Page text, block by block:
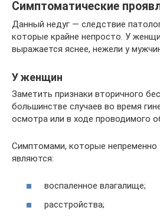
Симптоматические
Данный недуг — следствие
которые крайне непросто. У
выражается яснее, нежели у
У женщин
Заметить признаки вторичного
большинстве случаев во время
осмотра или в ходе проводимого
Симптомами, которые
являются:
воспаленное влагалище;
расстройства;